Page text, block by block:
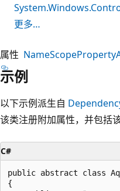
更多…
属性
示例
以下示例派生自
该类注册附加属性，并包括
C#
public abstract class
{